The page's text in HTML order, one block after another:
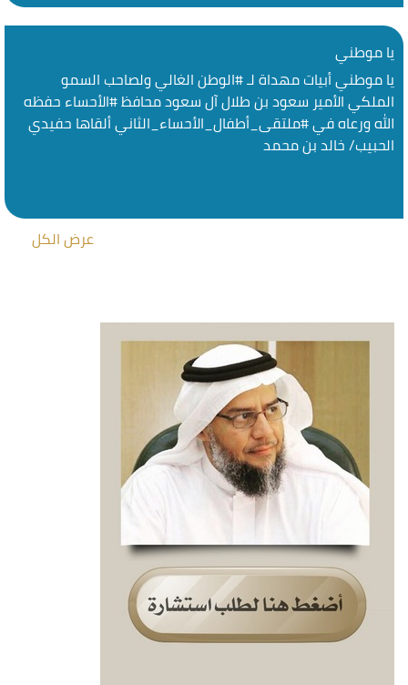
يا موطني
يا موطني أبيات مهداة لـ #الوطن الغالي ولصاحب السمو
الملكي الأمير سعود بن طلال آل سعود محافظ #الأحساء حفظه
الله ورعاه في #ملتقى_أطفال_الأحساء_الثاني ألقاها حفيدي
الحبيب/ خالد بن محمد
عرض الكل